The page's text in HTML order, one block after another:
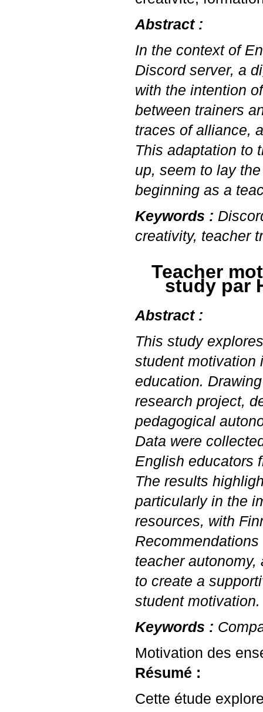
Abstract :
In the context of
Discord server, a
with the intention
between trainers
traces of alliance,
This adaptation to
up, seem to lay
beginning as a
Keywords :
creativity, teacher
Teacher
study par
Abstract :
This study
student
education.
research project,
pedagogical
Data were
English educators
The results
particularly in the
resources, with
teacher
to create a
student motivation.
Keywords :
Motivation des
Résumé :
Cette étude